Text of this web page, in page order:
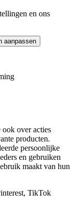
en ons
aanpassen
over acties
producten.
persoonlijke
en gebruiken
maakt van hun
TikTok